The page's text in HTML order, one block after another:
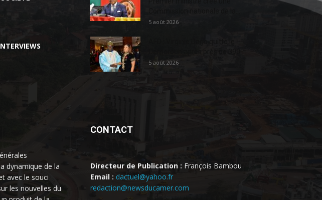
5 août 2026
5 août 2026
dynamique de la
avec le souci
les nouvelles du
CONTACT
Directeur de Publication : François Bambou
Email : dactuel@yahoo.fr
redaction@newsducamer.com